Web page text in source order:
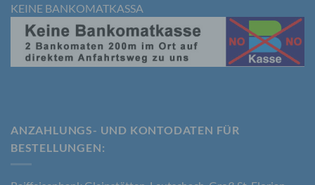
KEINE BANKOMATKASSA
ANZAHLUNGS- UND KONTODATEN FÜR
BESTELLUNGEN​:
Kennung wie einem Namen, zu einer
Kennnummer, zu Standortdaten, zu einer Online-
Kennung oder zu einem oder mehreren
besonderen Merkmalen, die Ausdruck der
physischen, physiologischen, genetischen,
b) betroffene Person